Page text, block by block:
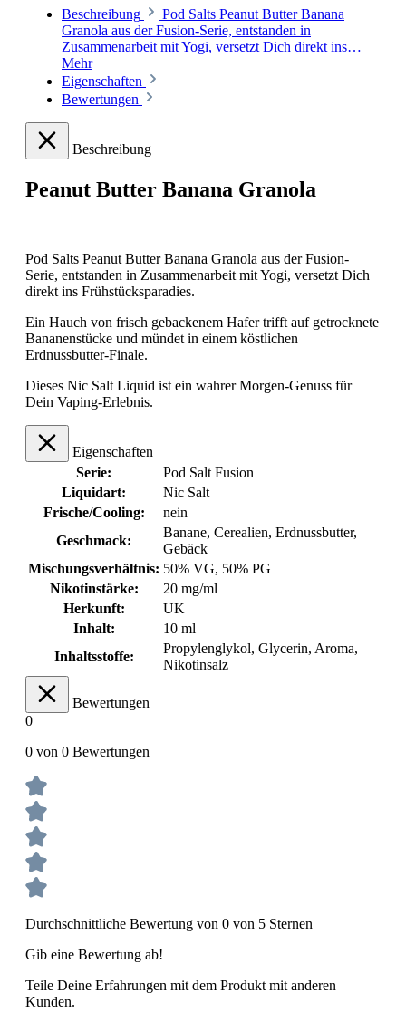
Beschreibung
Pod Salts Peanut Butter Banana
Granola aus der Fusion-Serie, entstanden in
Zusammenarbeit mit Yogi, versetzt Dich direkt ins…
Mehr
Eigenschaften
Bewertungen
Beschreibung
Peanut Butter Banana Granola
Pod Salts Peanut Butter Banana Granola aus der Fusion-
Serie, entstanden in Zusammenarbeit mit Yogi, versetzt Dich
direkt ins Frühstücksparadies.
Ein Hauch von frisch gebackenem Hafer trifft auf getrocknete
Bananenstücke und mündet in einem köstlichen
Erdnussbutter-Finale.
Dieses Nic Salt Liquid ist ein wahrer Morgen-Genuss für
Dein Vaping-Erlebnis.
Eigenschaften
Serie:
Pod Salt Fusion
Liquidart:
Nic Salt
Frische/Cooling:
nein
Geschmack:
Banane, Cerealien, Erdnussbutter,
Gebäck
Mischungsverhältnis: 50% VG, 50% PG
Nikotinstärke:
20 mg/ml
Herkunft:
UK
Inhalt:
10 ml
Inhaltsstoffe:
Propylenglykol, Glycerin, Aroma,
Nikotinsalz
Bewertungen
0
0 von 0 Bewertungen
Durchschnittliche Bewertung von 0 von 5 Sternen
Gib eine Bewertung ab!
Teile Deine Erfahrungen mit dem Produkt mit anderen
Kunden.